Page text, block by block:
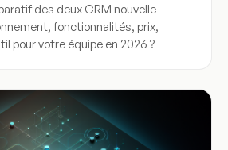
des deux CRM nouvelle
fonctionnalités, prix,
pour votre équipe en 2026 ?